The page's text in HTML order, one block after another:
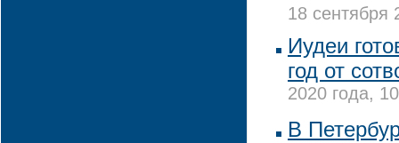
18 сентября
Иудеи
год от
2020 года,
В